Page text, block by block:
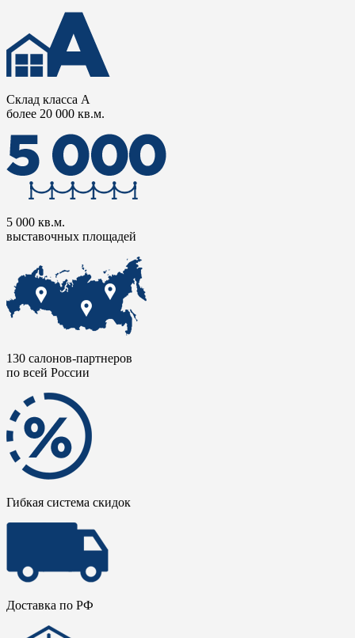
Склад класса А
более 20 000 кв.м.
5 000 кв.м.
выставочных площадей
130 салонов-партнеров
по всей России
Гибкая система скидок
Доставка по РФ